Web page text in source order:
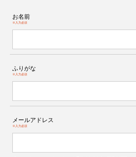
お名前
※入力必須
ふりがな
※入力必須
メールアドレス
※入力必須